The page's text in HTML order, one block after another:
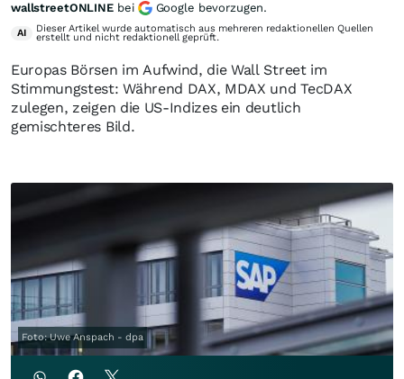
Europas Börsen im Aufwind, die Wall Street im
Stimmungstest: Während DAX, MDAX und TecDAX
zulegen, zeigen die US-Indizes ein deutlich
gemischteres Bild.
Foto: Uwe Anspach - dpa
wallstreetONLINE bei Google bevorzugen.
AI Dieser Artikel wurde automatisch aus mehreren redaktionellen Quellen
erstellt und nicht redaktionell geprüft.